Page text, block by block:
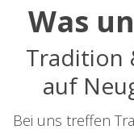
Was
Tradition
auf
Bei uns treffen